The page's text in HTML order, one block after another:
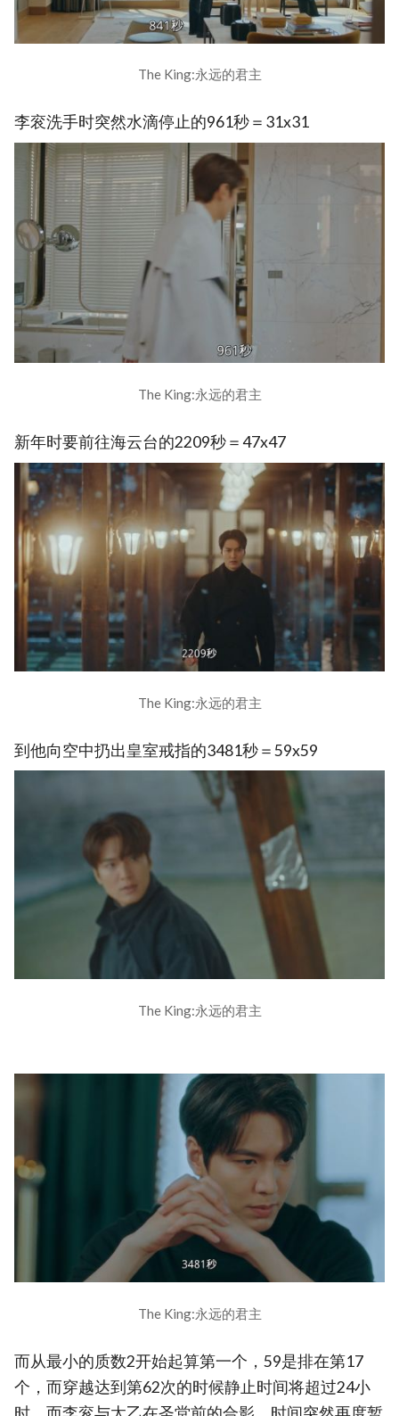
The King:永远的君主
李衮洗手时突然水滴停止的961秒＝31x31
The King:永远的君主
新年时要前往海云台的2209秒＝47x47
The King:永远的君主
到他向空中扔出皇室戒指的3481秒＝59x59
The King:永远的君主
The King:永远的君主
而从最小的质数2开始起算第一个，59是排在第17
个，而穿越达到第62次的时候静止时间将超过24小